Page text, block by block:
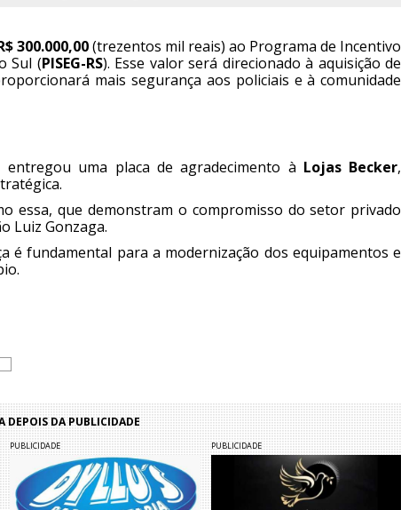
300.000,00(trezentos mil reais) ao Programa de Incentivo
Sul (PISEG-RS). Esse valor será direcionado à aquisição de
mais segurança aos policiais e à comunidade
uma placa de agradecimento à Lojas Becker,
essa, que demonstram o compromisso do setor privado
Luiz Gonzaga.
é fundamental para a modernização dos equipamentos e
DA PUBLICIDADE
PUBLICIDADE PUBLICIDADE